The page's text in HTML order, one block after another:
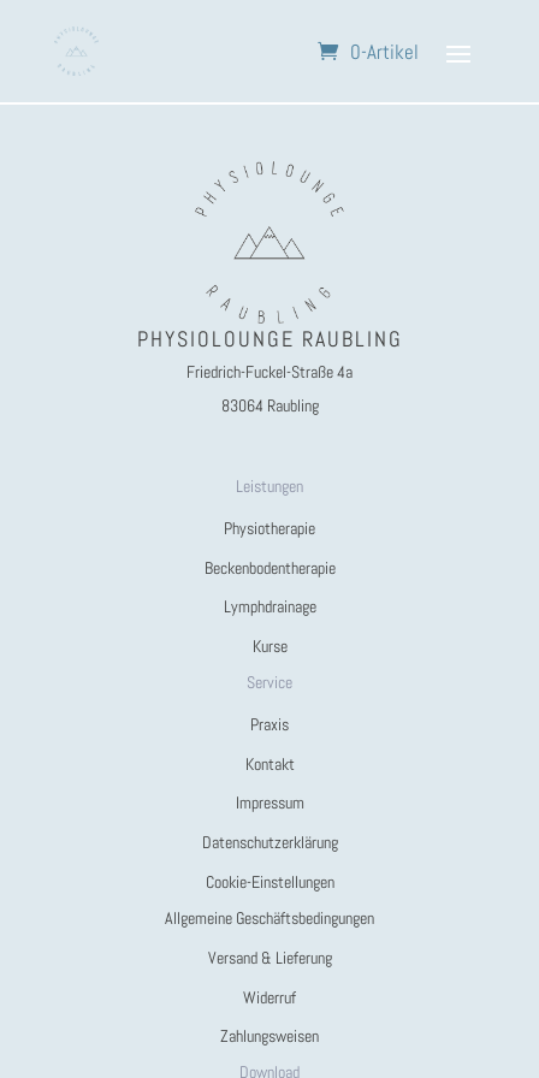
0-Artikel
PHYSIOLOUNGE RAUBLING
Friedrich-Fuckel-Straße 4a
83064 Raubling
Leistungen
Physiotherapie
Beckenbodentherapie
Lymphdrainage
Kurse
Service
Praxis
Kontakt
Impressum
Datenschutzerklärung
Cookie-Einstellungen
Allgemeine Geschäftsbedingungen
Versand & Lieferung
Widerruf
Zahlungsweisen
Download